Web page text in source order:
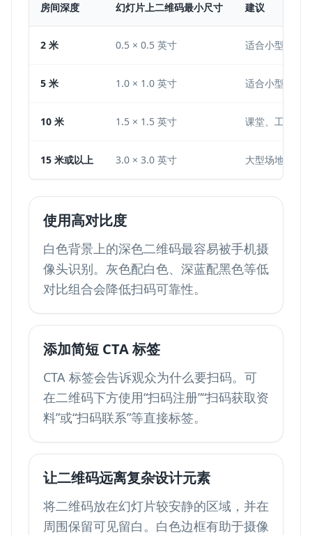
房间深度 幻灯片上二维码最小尺寸 建议
2 米 0.5 × 0.5 英寸 适合小型桌面
5 米 1.0 × 1.0 英寸 适合小型会议
10 米 1.5 × 1.5 英寸 课堂、工作坊
15 米或以上 3.0 × 3.0 英寸 大型场地可在
使用高对比度
白色背景上的深色二维码最容易被手机摄
像头识别。灰色配白色、深蓝配黑色等低
对比组合会降低扫码可靠性。
添加简短 CTA 标签
CTA 标签会告诉观众为什么要扫码。可
在二维码下方使用“扫码注册”“扫码获取资
料”或“扫码联系”等直接标签。
让二维码远离复杂设计元素
将二维码放在幻灯片较安静的区域，并在
周围保留可见留白。白色边框有助于摄像